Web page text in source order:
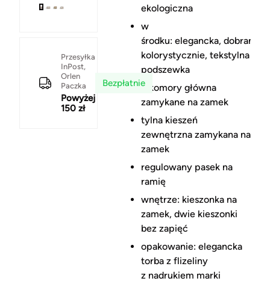
Przesyłka
InPost,
Orlen
Paczka
Powyżej
150 zł
Bezpłatnie
ekologiczna
w
środku: elegancka, dobrana
kolorystycznie, tekstylna
podszewka
3 komory główna
zamykane na zamek
tylna kieszeń
zewnętrzna zamykana na
zamek
regulowany pasek na
ramię
wnętrze: kieszonka na
zamek, dwie kieszonki
bez zapięć
opakowanie: elegancka
torba z flizeliny
z nadrukiem marki